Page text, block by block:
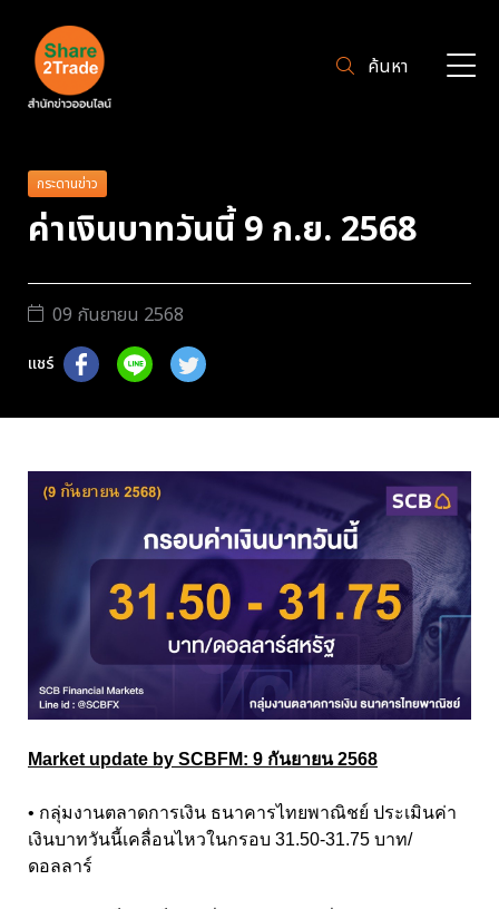
ค้นหา
กระดานข่าว
ค่าเงินบาทวันนี้ 9 ก.ย. 2568
09 กันยายน 2568
แชร์
Market update by SCBFM: 9 กันยายน 2568
• กลุ่มงานตลาดการเงิน ธนาคารไทยพาณิชย์ ประเมินค่า
เงินบาทวันนี้เคลื่อนไหวในกรอบ 31.50-31.75 บาท/
ดอลลาร์